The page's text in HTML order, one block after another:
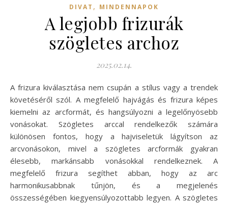
DIVAT , MINDENNAPOK
A legjobb frizurák
szögletes archoz
2025.02.14.
A frizura kiválasztása nem csupán a stílus vagy a trendek
követéséről szól. A megfelelő hajvágás és frizura képes
kiemelni az arcformát, és hangsúlyozni a legelőnyösebb
vonásokat. Szögletes arccal rendelkezők számára
különösen fontos, hogy a hajviseletük lágyítson az
arcvonásokon, mivel a szögletes arcformák gyakran
élesebb, markánsabb vonásokkal rendelkeznek. A
megfelelő frizura segíthet abban, hogy az arc
harmonikusabbnak tűnjön, és a megjelenés
összességében kiegyensúlyozottabb legyen. A szögletes